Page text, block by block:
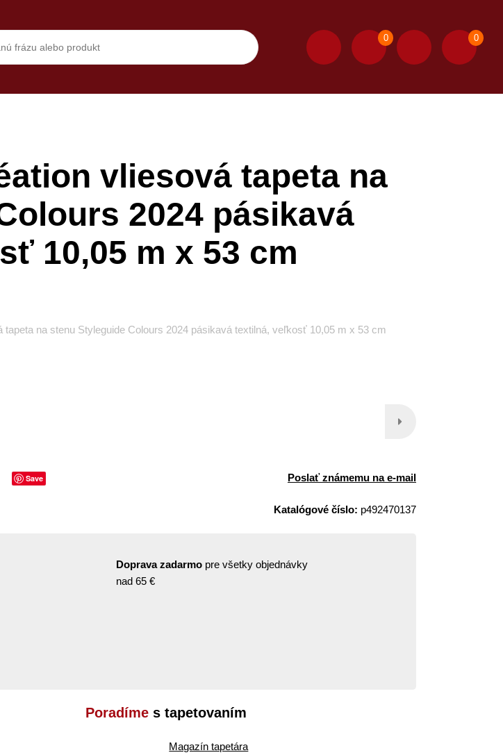
0 0
vliesová tapeta na
2024 pásikavá
10,05 m x 53 cm
tapeta na stenu Styleguide Colours 2024 pásikavá textilná, veľkosť 10,05 m x 53 cm
Save Poslať známemu na e-mail
Katalógové číslo: p492470137
Doprava zadarmo pre všetky objednávky
nad 65 €
Poradíme s tapetovaním
Magazín tapetára